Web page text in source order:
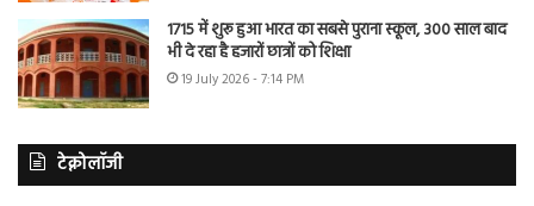
1715 में शुरू हुआ भारत का सबसे पुराना स्कूल, 300 साल बाद
भी दे रहा है हजारों छात्रों को शिक्षा
19 July 2026 - 7:14 PM
टेक्नोलॉजी